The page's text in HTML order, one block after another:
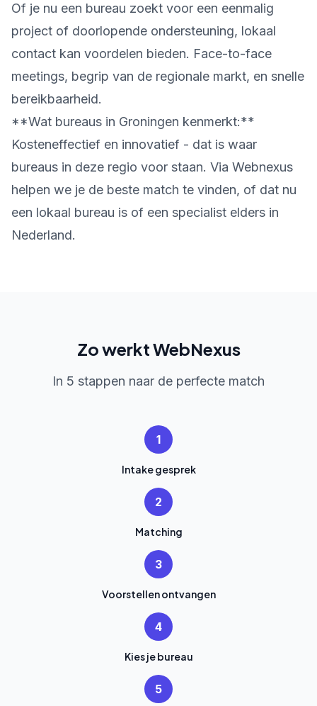
Of je nu een bureau zoekt voor een eenmalig
project of doorlopende ondersteuning, lokaal
contact kan voordelen bieden. Face-to-face
meetings, begrip van de regionale markt, en snelle
bereikbaarheid.
**Wat bureaus in Groningen kenmerkt:**
Kosteneffectief en innovatief - dat is waar
bureaus in deze regio voor staan. Via Webnexus
helpen we je de beste match te vinden, of dat nu
een lokaal bureau is of een specialist elders in
Nederland.
Zo werkt WebNexus
In 5 stappen naar de perfecte match
1
Intake gesprek
2
Matching
3
Voorstellen ontvangen
4
Kies je bureau
5